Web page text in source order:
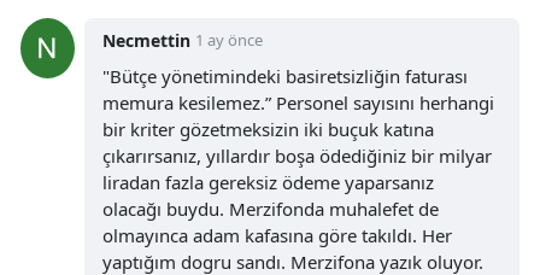
Necmettin 1 ay önce
"Bütçe yönetimindeki basiretsizliğin faturası
memura kesilemez.” Personel sayısını herhangi
bir kriter gözetmeksizin iki buçuk katına
çıkarırsanız, yıllardır boşa ödediğiniz bir milyar
liradan fazla gereksiz ödeme yaparsanız
olacağı buydu. Merzifonda muhalefet de
olmayınca adam kafasına göre takıldı. Her
yaptığım dogru sandı. Merzifona yazık oluyor.